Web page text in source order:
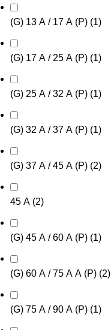
(G) 13 А / 17 А (P) (1)
(G) 17 А / 25 А (P) (1)
(G) 25 А / 32 А (P) (1)
(G) 32 А / 37 А (P) (1)
(G) 37 А / 45 А (P) (2)
45 А (2)
(G) 45 А / 60 А (P) (1)
(G) 60 А / 75 А А (P) (2)
(G) 75 А / 90 А (P) (1)